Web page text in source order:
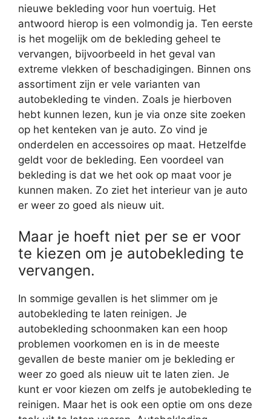
nieuwe bekleding voor hun voertuig. Het
antwoord hierop is een volmondig ja. Ten eerste
is het mogelijk om de bekleding geheel te
vervangen, bijvoorbeeld in het geval van
extreme vlekken of beschadigingen. Binnen ons
assortiment zijn er vele varianten van
autobekleding te vinden. Zoals je hierboven
hebt kunnen lezen, kun je via onze site zoeken
op het kenteken van je auto. Zo vind je
onderdelen en accessoires op maat. Hetzelfde
geldt voor de bekleding. Een voordeel van
bekleding is dat we het ook op maat voor je
kunnen maken. Zo ziet het interieur van je auto
er weer zo goed als nieuw uit.
Maar je hoeft niet per se er voor
te kiezen om je autobekleding te
vervangen.
In sommige gevallen is het slimmer om je
autobekleding te laten reinigen. Je
autobekleding schoonmaken kan een hoop
problemen voorkomen en is in de meeste
gevallen de beste manier om je bekleding er
weer zo goed als nieuw uit te laten zien. Je
kunt er voor kiezen om zelfs je autobekleding te
reinigen. Maar het is ook een optie om ons deze